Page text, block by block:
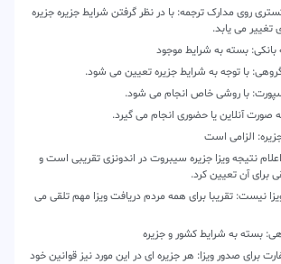
روی مدارک ترجمه: با در نظر گرفتن شرایط جزیره جزیره
تغییر می یابد.
بانکی: بسته به شرایط موجود
با توجه به شرایط جزیره تعیین می شود.
با روشی خاص انجام می شود.
صورت آنلاین یا حضوری انجام می گیرد.
الزامی است
نتیجه ویزا جزیره سیبروت در اندونزی تقریبی است و
برای آن تعیین کرد.
نیست: تقریبا برای همه مردم دریافت ویزا مهم تلقی می
بسته به شرایط کشور و جزیره
برای صدور ویزا: هر جزیره ای در این مورد نیز قوانین خود